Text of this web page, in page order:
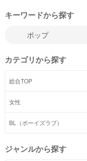
キーワードから探す
カテゴリから探す
総合TOP
女性
BL（ボーイズラブ）
ジャンルから探す